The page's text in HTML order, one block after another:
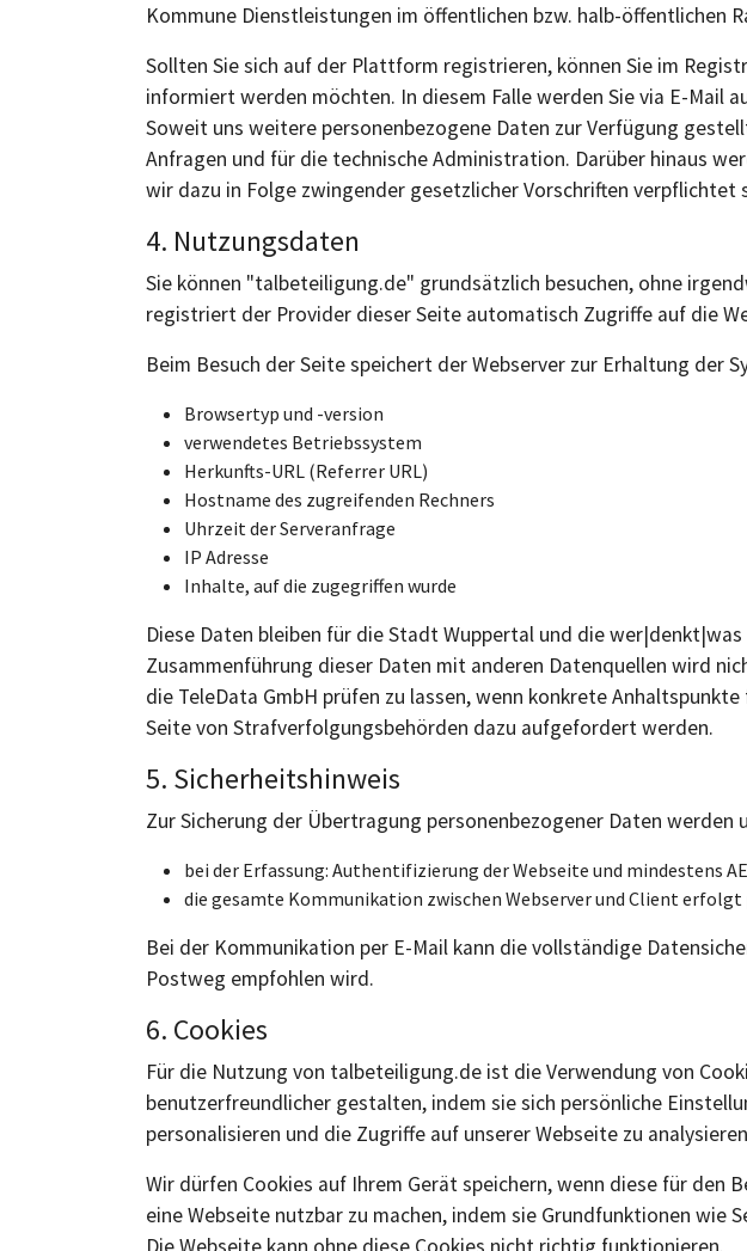
Kommune Dienstleistungen im öffentlichen bzw. halb-öffentlichen
Sollten Sie sich auf der Plattform registrieren, können Sie im
informiert werden möchten. In diesem Falle werden Sie via E-
Soweit uns weitere personenbezogene Daten zur Verfügung
Anfragen und für die technische Administration. Darüber hinaus
wir dazu in Folge zwingender gesetzlicher Vorschriften verpflichtet
4. Nutzungsdaten
Sie können "talbeteiligung.de" grundsätzlich besuchen, ohne
registriert der Provider dieser Seite automatisch Zugriffe auf die
Beim Besuch der Seite speichert der Webserver zur Erhaltung der
Browsertyp und -version
verwendetes Betriebssystem
Herkunfts-URL (Referrer URL)
Hostname des zugreifenden Rechners
Uhrzeit der Serveranfrage
IP Adresse
Inhalte, auf die zugegriffen wurde
Diese Daten bleiben für die Stadt Wuppertal und die
Zusammenführung dieser Daten mit anderen Datenquellen wird
die TeleData GmbH prüfen zu lassen, wenn konkrete
Seite von Strafverfolgungsbehörden dazu aufgefordert werden.
5. Sicherheitshinweis
Zur Sicherung der Übertragung personenbezogener Daten werden
bei der Erfassung: Authentifizierung der Webseite und mindestens
die gesamte Kommunikation zwischen Webserver und Client
Bei der Kommunikation per E-Mail kann die vollständige
Postweg empfohlen wird.
6. Cookies
Für die Nutzung von talbeteiligung.de ist die Verwendung von
benutzerfreundlicher gestalten, indem sie sich persönliche
personalisieren und die Zugriffe auf unserer Webseite zu
Wir dürfen Cookies auf Ihrem Gerät speichern, wenn diese für
eine Webseite nutzbar zu machen, indem sie Grundfunktionen